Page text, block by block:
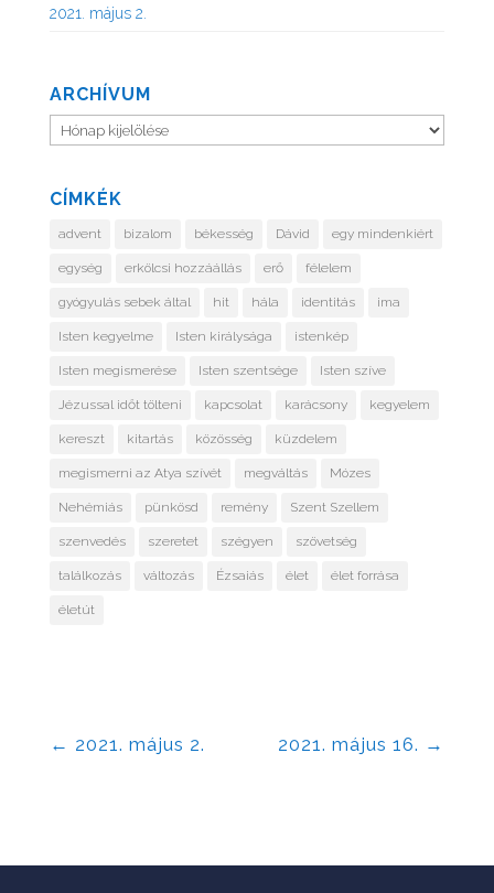
2021. május 2.
ARCHÍVUM
Archívum
CÍMKÉK
advent bizalom békesség Dávid egy mindenkiért
egység erkölcsi hozzáállás erő félelem
gyógyulás sebek által hit hála identitás ima
Isten kegyelme Isten királysága istenkép
Isten megismerése Isten szentsége Isten szíve
Jézussal időt tölteni kapcsolat karácsony kegyelem
kereszt kitartás közösség küzdelem
megismerni az Atya szívét megváltás Mózes
Nehémiás pünkösd remény Szent Szellem
szenvedés szeretet szégyen szövetség
találkozás változás Ézsaiás élet élet forrása
életút
← 2021. május 2. 2021. május 16. →